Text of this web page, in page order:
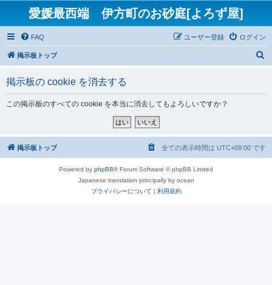
愛媛最西端 伊方町のお砂庭[よろず屋]
FAQ ログイン
ユーザー登録
掲示板トップ
掲示板の cookie を消去する
この掲示板のすべての cookie を本当に消去してもよろしいですか？
掲示板トップ 全ての表示時間は UTC+09:00 です
Powered by phpBB® Forum Software © phpBB Limited
Japanese translation principally by ocean
プライバシーについて | 利用規約